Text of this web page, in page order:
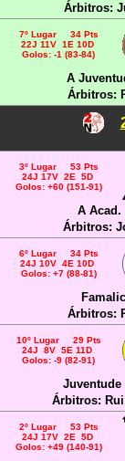
Árbitros:
7º Lugar 34 Pts
22J 11V 1E 10D
Golos: -1 (83-84)
A
Árbitros:
3º Lugar 53 Pts
24J 17V 2E 5D
Golos: +60 (151-91)
A
Árbitros:
6º Lugar 34 Pts
24J 10V 4E 10D
Golos: +7 (88-81)
Árbitros:
10º Lugar 29 Pts
24J 8V 5E 11D
Golos: -9 (82-91)
Juventude
Árbitros:
2º Lugar 53 Pts
24J 17V 2E 5D
Golos: +49 (140-91)